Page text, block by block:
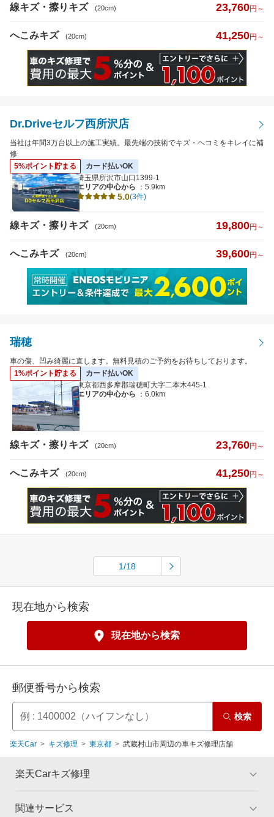
線キズ・擦りキズ (20cm) 23,760円～
へこみキズ (20cm) 41,250円～
Dr.Driveセルフ西所沢店
当社は年間3万台以上の施工実績。最先端の技術でキズ・ヘコミをキレイに補
修
5%ポイント貯まる
カード払いOK
埼玉県所沢市山口1399-1
エリアの中心から
：5.9km
5.0(3件)
線キズ・擦りキズ (20cm) 19,800円～
へこみキズ (20cm) 39,600円～
瑞穂
車の傷、凹み綺麗に直します。無料見積のご予約をお待ちしております。
1%ポイント貯まる
カード払いOK
東京都西多摩郡瑞穂町大字二本木445-1
エリアの中心から
：6.0km
線キズ・擦りキズ (20cm) 23,760円～
へこみキズ (20cm) 41,250円～
1/18
現在地から検索
現在地から検索
郵便番号から検索
検索
楽天Car キズ修理 東京都 武蔵村山市周辺の車キズ修理店舗
楽天Carキズ修理
トップ
関連サービス